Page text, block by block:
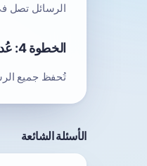
الرسائل تصل
الخطوة 4: عُد متى شئت
تُحفظ جميع الرسائل 7 أيام. سجّل الدخول من أي جهاز بعنوان البريد وكلمة
الأسئلة الشائعة